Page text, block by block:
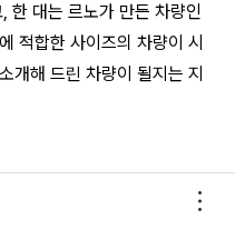
한 대는 르노가 만든 차량인
적합한 사이즈의 차량이 시
개해 드린 차량이 될지는 지